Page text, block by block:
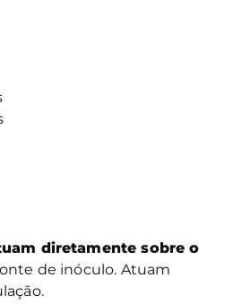
diretamente sobre o
de inóculo. Atuam